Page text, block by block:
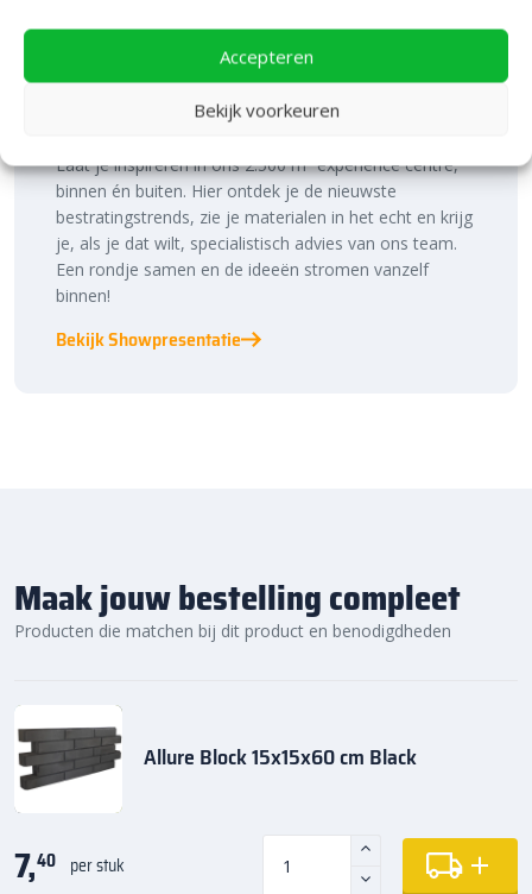
Accepteren
Bekijk voorkeuren
Bezoek onze vestiging in Heerde,
inspiratie binnen én buiten!
Laat je inspireren in ons 2.500 m² experience centre,
binnen én buiten. Hier ontdek je de nieuwste
bestratingstrends, zie je materialen in het echt en krijg
je, als je dat wilt, specialistisch advies van ons team.
Een rondje samen en de ideeën stromen vanzelf
binnen!
Bekijk Showpresentatie
Maak jouw bestelling compleet
Producten die matchen bij dit product en benodigdheden
Allure Block 15x15x60 cm Black
7,40 per stuk